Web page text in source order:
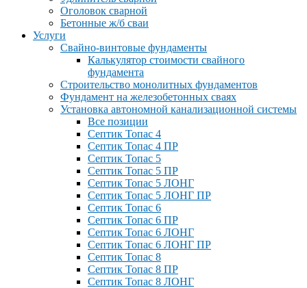
Оголовок сварной
Бетонные ж/б сваи
Услуги
Свайно-винтовые фундаменты
Калькулятор стоимости свайного
фундамента
Строительство монолитных фундаментов
Фундамент на железобетонных сваях
Установка автономной канализационной системы
Все позиции
Септик Топас 4
Септик Топас 4 ПР
Септик Топас 5
Септик Топас 5 ПР
Септик Топас 5 ЛОНГ
Септик Топас 5 ЛОНГ ПР
Септик Топас 6
Септик Топас 6 ПР
Септик Топас 6 ЛОНГ
Септик Топас 6 ЛОНГ ПР
Септик Топас 8
Септик Топас 8 ПР
Септик Топас 8 ЛОНГ